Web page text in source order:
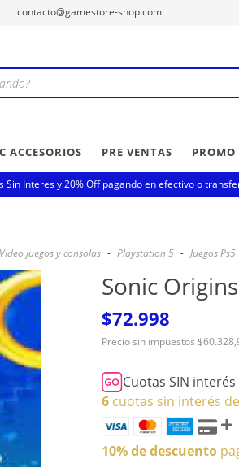
contacto@gamestore-shop.com
ACCESORIOS PRE VENTAS
Sin Interes y 20% Off pagando en efectivo o
Video juegos y consolas - Playstation 5 - Juegos Ps5
Sonic
$72.998
Precio sin impuestos
Cuotas SIN
6 cuotas sin interés de
10% de descuento